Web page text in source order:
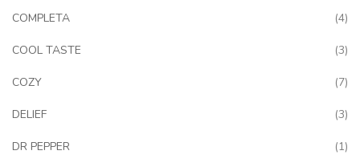
COMPLETA 4
COOL TASTE 3
COZY 7
DELIEF 3
DR PEPPER 1